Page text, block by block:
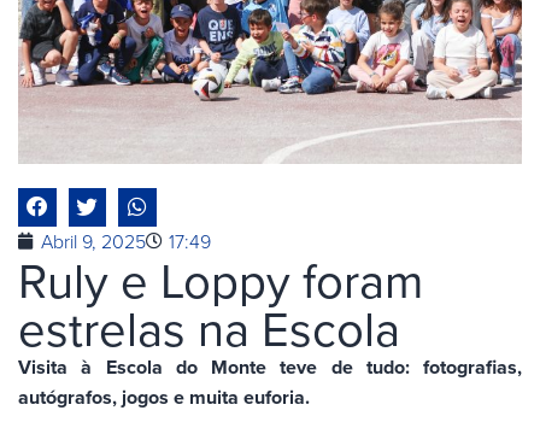
Abril 9, 2025 17:49
Ruly e Loppy foram
estrelas na Escola
Visita à Escola do Monte teve de tudo: fotografias,
autógrafos, jogos e muita euforia.